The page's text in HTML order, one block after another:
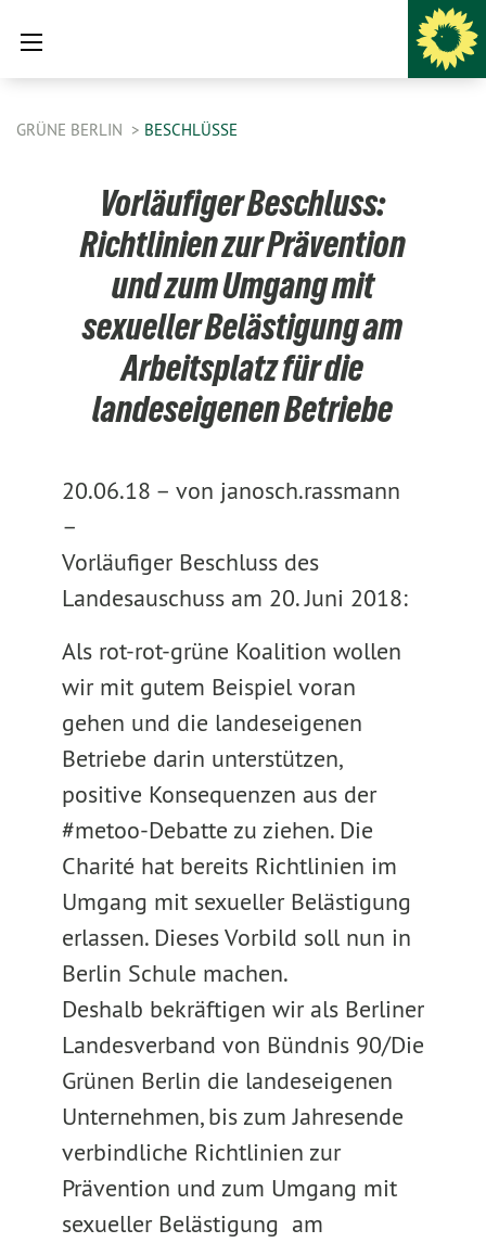
GRÜNE BERLIN BESCHLÜSSE
Vorläufiger Beschluss:
Richtlinien zur Prävention
und zum Umgang mit
sexueller Belästigung am
Arbeitsplatz für die
landeseigenen Betriebe
20.06.18 – von janosch.rassmann
–
Vorläufiger Beschluss des
Landesauschuss am 20. Juni 2018:
Als rot-rot-grüne Koalition wollen
wir mit gutem Beispiel voran
gehen und die landeseigenen
Betriebe darin unterstützen,
positive Konsequenzen aus der
#metoo-Debatte zu ziehen. Die
Charité hat bereits Richtlinien im
Umgang mit sexueller Belästigung
erlassen. Dieses Vorbild soll nun in
Berlin Schule machen.
Deshalb bekräftigen wir als Berliner
Landesverband von Bündnis 90/Die
Grünen Berlin die landeseigenen
Unternehmen, bis zum Jahresende
verbindliche Richtlinien zur
Prävention und zum Umgang mit
sexueller Belästigung am